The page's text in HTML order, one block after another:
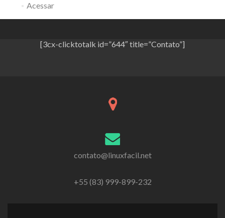
Acessar
[3cx-clicktotalk id=”644″ title=”Contato”]
contato@linuxfacil.net
+55 (83) 999-899-232